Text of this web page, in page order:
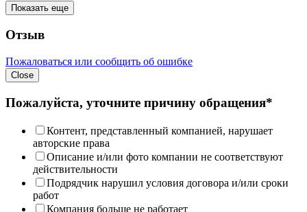
Показать еще
Отзыв
Пожаловаться или сообщить об ошибке
Close
Пожалуйста, уточните причину обращения*
Контент, представленный компанией, нарушает
авторские права
Описание и/или фото компании не соответствуют
действительности
Подрядчик нарушил условия договора и/или сроки
работ
Компания больше не работает